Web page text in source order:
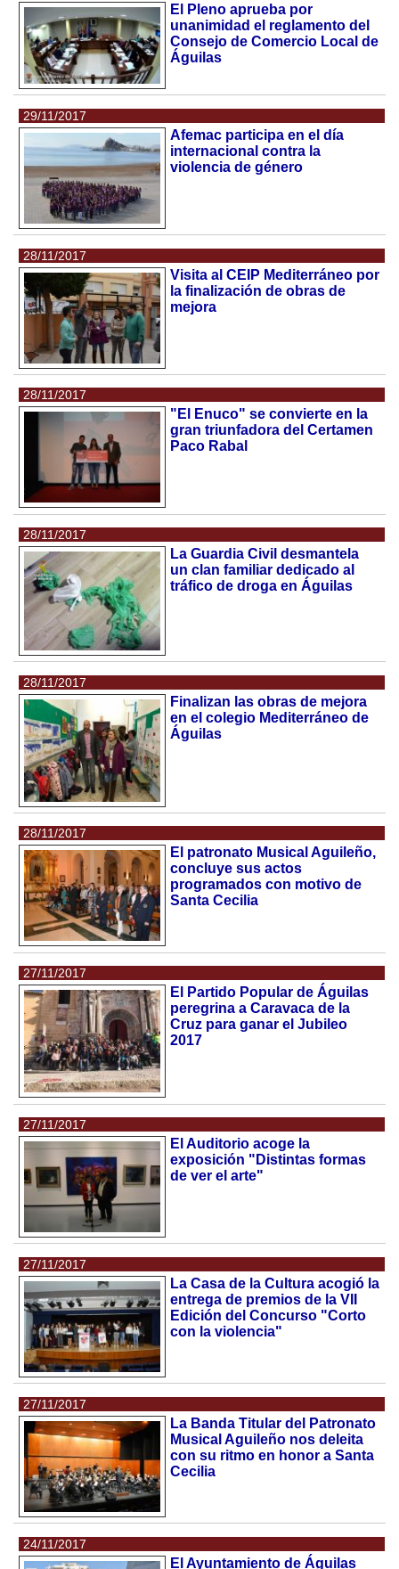
El Pleno aprueba por
unanimidad el reglamento del
Consejo de Comercio Local de
Águilas
29/11/2017
Afemac participa en el día
internacional contra la
violencia de género
28/11/2017
Visita al CEIP Mediterráneo por
la finalización de obras de
mejora
28/11/2017
"El Enuco" se convierte en la
gran triunfadora del Certamen
Paco Rabal
28/11/2017
La Guardia Civil desmantela
un clan familiar dedicado al
tráfico de droga en Águilas
28/11/2017
Finalizan las obras de mejora
en el colegio Mediterráneo de
Águilas
28/11/2017
El patronato Musical Aguileño,
concluye sus actos
programados con motivo de
Santa Cecilia
27/11/2017
El Partido Popular de Águilas
peregrina a Caravaca de la
Cruz para ganar el Jubileo
2017
27/11/2017
El Auditorio acoge la
exposición "Distintas formas
de ver el arte"
27/11/2017
La Casa de la Cultura acogió la
entrega de premios de la VII
Edición del Concurso "Corto
con la violencia"
27/11/2017
La Banda Titular del Patronato
Musical Aguileño nos deleita
con su ritmo en honor a Santa
Cecilia
24/11/2017
El Ayuntamiento de Águilas